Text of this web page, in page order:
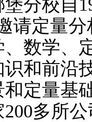
分校自
请定量
数学、
和前沿
定量基
多所